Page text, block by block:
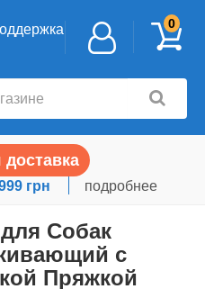
0
доставка
грн подробнее
Собак
с
Пряжкой